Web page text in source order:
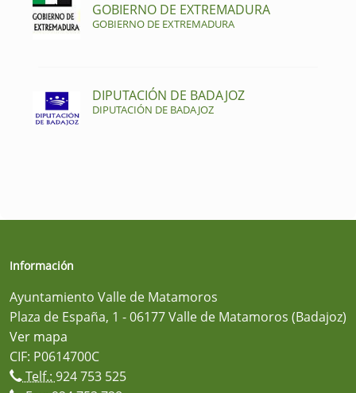
GOBIERNO DE EXTREMADURA
GOBIERNO DE EXTREMADURA
DIPUTACIÓN DE BADAJOZ
DIPUTACIÓN DE BADAJOZ
Información
Ayuntamiento Valle de Matamoros
Plaza de España, 1 - 06177 Valle de Matamoros (Badajoz)
Ver mapa
CIF: P0614700C
Telf.: 924 753 525